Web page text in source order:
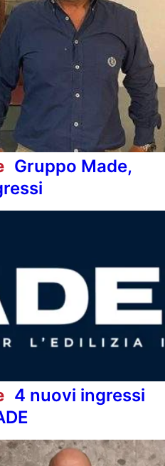
Gruppo Made,
4 nuovi ingressi